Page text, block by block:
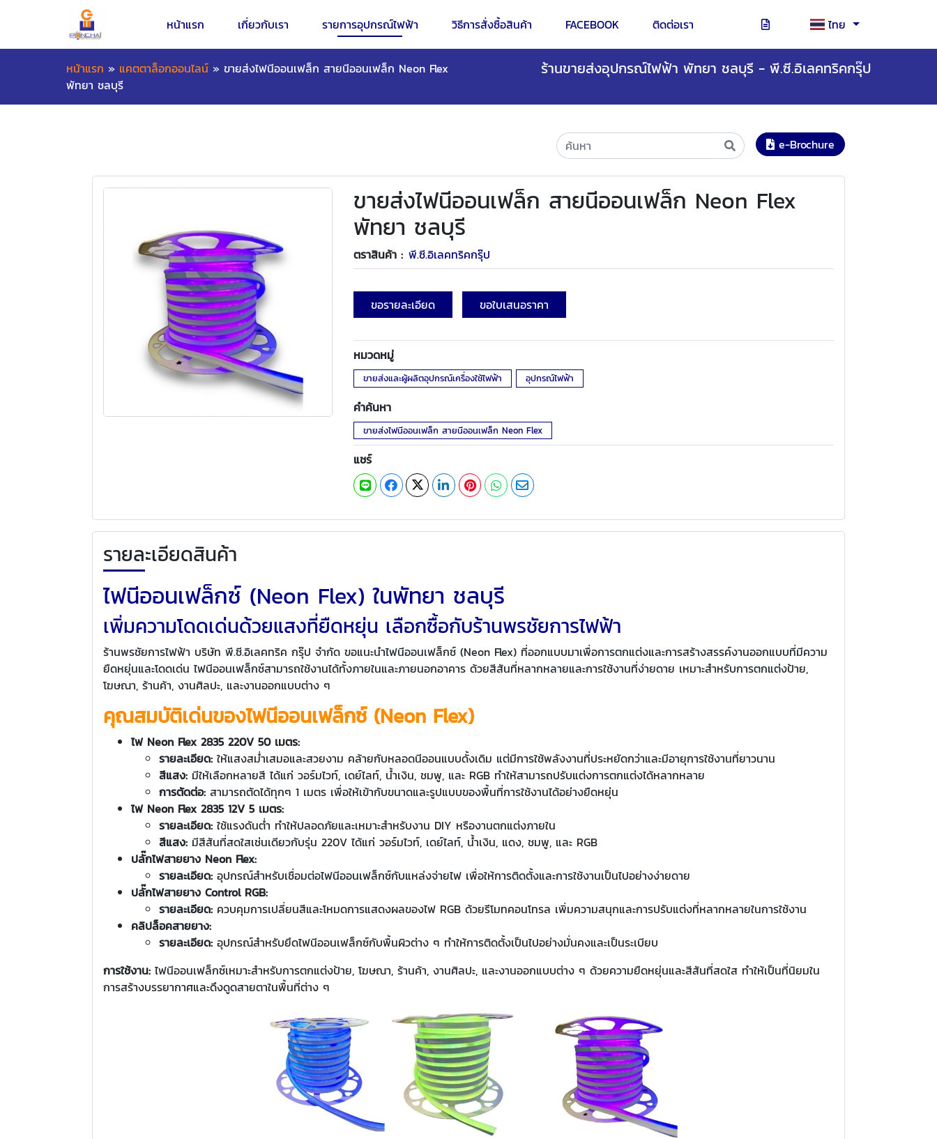
หน้าแรก เกี่ยวกับเรา รายการอุปกรณ์ไฟฟ้า วิธีการสั่งซื้อสินค้า FACEBOOK ติดต่อเรา ไทย
หน้าแรก » แคตตาล็อกออนไลน์ » ขายส่งไฟนีออนเฟล็ก สายนีออนเฟล็ก Neon Flex
พัทยา ชลบุรี
ร้านขายส่งอุปกรณ์ไฟฟ้า พัทยา ชลบุรี - พี.ซี.อิเลคทริคกรุ๊ป
e-Brochure
ขายส่งไฟนีออนเฟล็ก สายนีออนเฟล็ก Neon Flex
พัทยา ชลบุรี
ตราสินค้า : พี.ซี.อิเลคทริคกรุ๊ป
ขอรายละเอียด ขอใบเสนอราคา
หมวดหมู่
ขายส่งและผู้ผลิตอุปกรณ์เครื่องใช้ไฟฟ้า อุปกรณ์ไฟฟ้า
คำค้นหา
ขายส่งไฟนีออนเฟล็ก สายนีออนเฟล็ก Neon Flex
แชร์
รายละเอียดสินค้า
ไฟนีออนเฟล็กซ์ (Neon Flex) ในพัทยา ชลบุรี
เพิ่มความโดดเด่นด้วยแสงที่ยืดหยุ่น เลือกซื้อกับร้านพรชัยการไฟฟ้า
ร้านพรชัยการไฟฟ้า บริษัท พี.ซี.อิเลคทริค กรุ๊ป จำกัด ขอแนะนำไฟนีออนเฟล็กซ์ (Neon Flex) ที่ออกแบบมาเพื่อการตกแต่งและการสร้างสรรค์งานออกแบบที่มีความ
ยืดหยุ่นและโดดเด่น ไฟนีออนเฟล็กซ์สามารถใช้งานได้ทั้งภายในและภายนอกอาคาร ด้วยสีสันที่หลากหลายและการใช้งานที่ง่ายดาย เหมาะสำหรับการตกแต่งป้าย,
โฆษณา, ร้านค้า, งานศิลปะ, และงานออกแบบต่าง ๆ
คุณสมบัติเด่นของไฟนีออนเฟล็กซ์ (Neon Flex)
ไฟ Neon Flex 2835 220V 50 เมตร:
รายละเอียด: ให้แสงสม่ำเสมอและสวยงาม คล้ายกับหลอดนีออนแบบดั้งเดิม แต่มีการใช้พลังงานที่ประหยัดกว่าและมีอายุการใช้งานที่ยาวนาน
สีแสง: มีให้เลือกหลายสี ได้แก่ วอร์มไวท์, เดย์ไลท์, น้ำเงิน, ชมพู, และ RGB ทำให้สามารถปรับแต่งการตกแต่งได้หลากหลาย
การตัดต่อ: สามารถตัดได้ทุกๆ 1 เมตร เพื่อให้เข้ากับขนาดและรูปแบบของพื้นที่การใช้งานได้อย่างยืดหยุ่น
ไฟ Neon Flex 2835 12V 5 เมตร:
รายละเอียด: ใช้แรงดันต่ำ ทำให้ปลอดภัยและเหมาะสำหรับงาน DIY หรืองานตกแต่งภายใน
สีแสง: มีสีสันที่สดใสเช่นเดียวกับรุ่น 220V ได้แก่ วอร์มไวท์, เดย์ไลท์, น้ำเงิน, แดง, ชมพู, และ RGB
ปลั๊กไฟสายยาง Neon Flex:
รายละเอียด: อุปกรณ์สำหรับเชื่อมต่อไฟนีออนเฟล็กซ์กับแหล่งจ่ายไฟ เพื่อให้การติดตั้งและการใช้งานเป็นไปอย่างง่ายดาย
ปลั๊กไฟสายยาง Control RGB:
รายละเอียด: ควบคุมการเปลี่ยนสีและโหมดการแสดงผลของไฟ RGB ด้วยรีโมทคอนโทรล เพิ่มความสนุกและการปรับแต่งที่หลากหลายในการใช้งาน
คลิปล็อคสายยาง:
รายละเอียด: อุปกรณ์สำหรับยึดไฟนีออนเฟล็กซ์กับพื้นผิวต่าง ๆ ทำให้การติดตั้งเป็นไปอย่างมั่นคงและเป็นระเบียบ
การใช้งาน: ไฟนีออนเฟล็กซ์เหมาะสำหรับการตกแต่งป้าย, โฆษณา, ร้านค้า, งานศิลปะ, และงานออกแบบต่าง ๆ ด้วยความยืดหยุ่นและสีสันที่สดใส ทำให้เป็นที่นิยมใน
การสร้างบรรยากาศและดึงดูดสายตาในพื้นที่ต่าง ๆ